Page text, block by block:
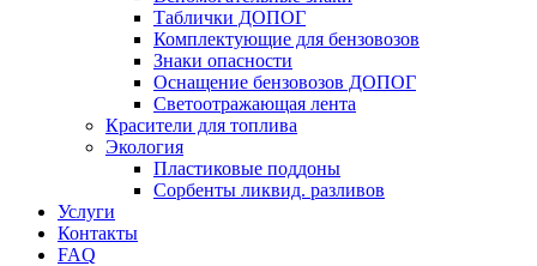
Таблички ДОПОГ
Комплектующие для бензовозов
Знаки опасности
Оснащение бензовозов ДОПОГ
Светоотражающая лента
Красители для топлива
Экология
Пластиковые поддоны
Сорбенты ликвид. разливов
Услуги
Контакты
FAQ